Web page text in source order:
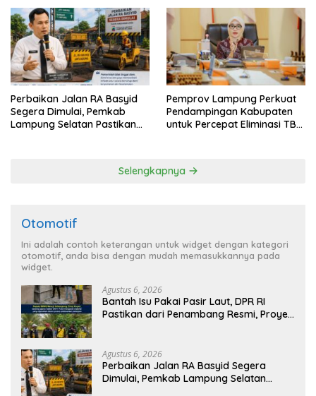
Perbaikan Jalan RA Basyid
Segera Dimulai, Pemkab
Lampung Selatan Pastikan
Pemprov Lampung Perkuat
Pendampingan Kabupaten
untuk Percepat Eliminasi TBC
Selengkapnya
Otomotif
Ini adalah contoh keterangan untuk widget dengan kategori
otomotif, anda bisa dengan mudah memasukkannya pada
widget.
Agustus 6, 2026
Bantah Isu Pakai Pasir Laut, DPR RI
Pastikan dari Penambang Resmi, Proyek
Agustus 6, 2026
Perbaikan Jalan RA Basyid Segera
Dimulai, Pemkab Lampung Selatan